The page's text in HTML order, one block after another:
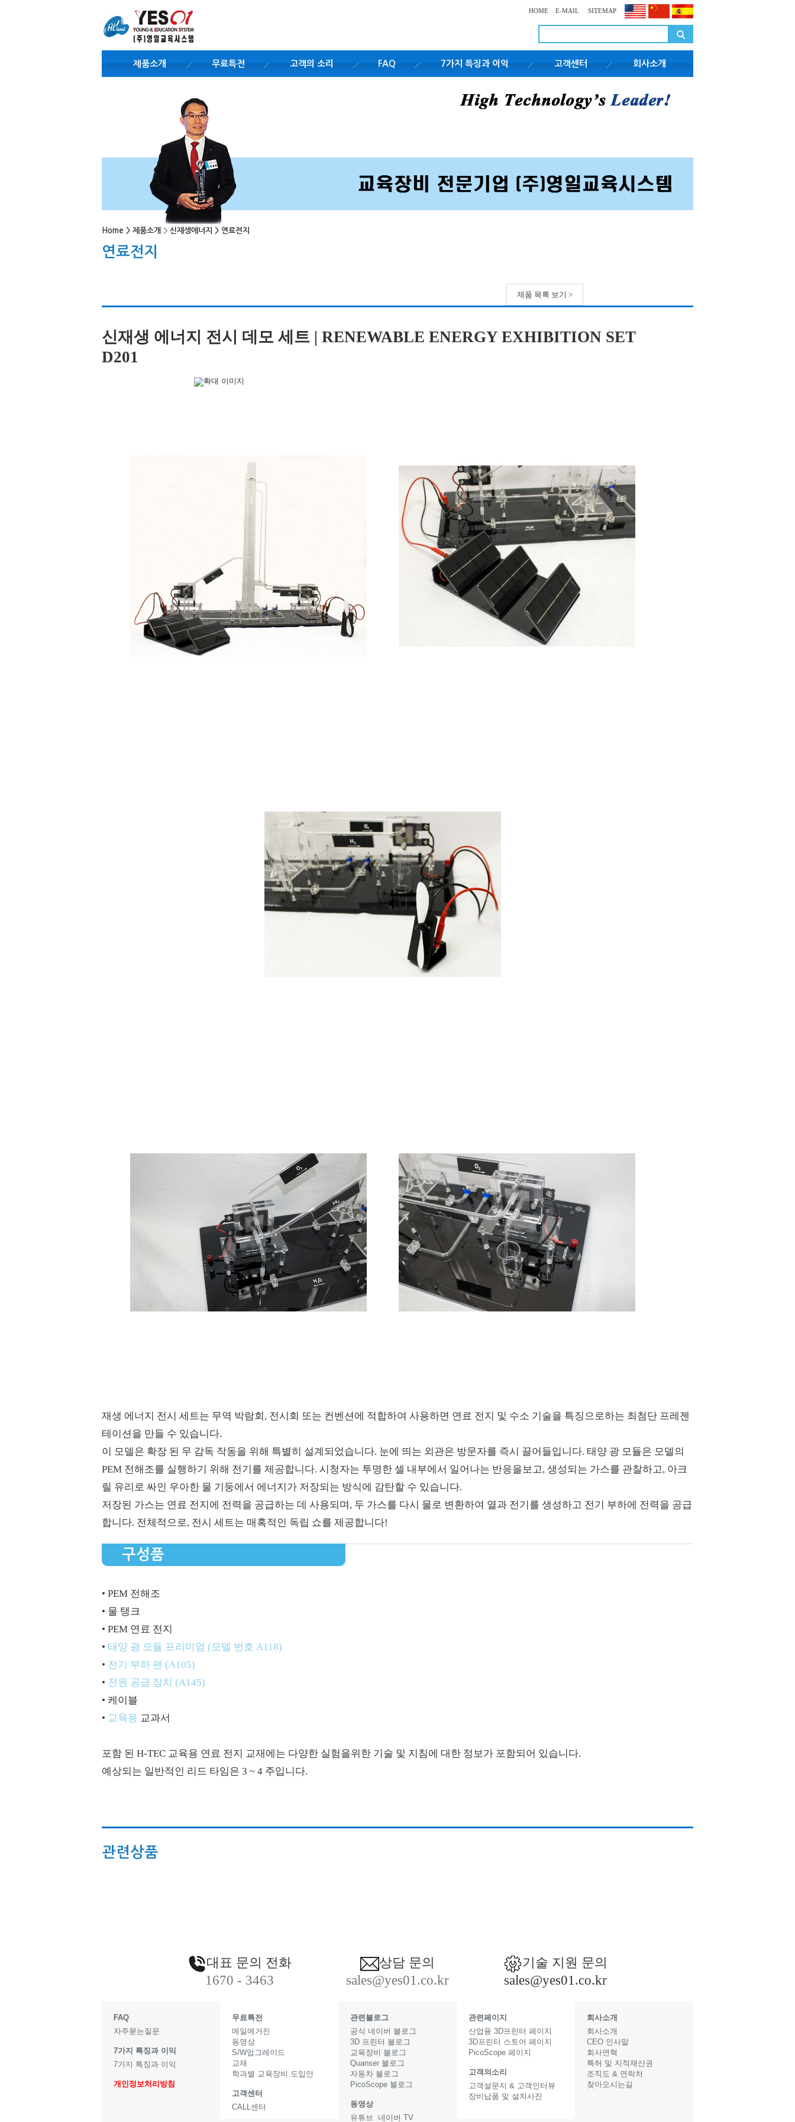
HOME E-MAIL SITEMAP
제품소개 무료특전 고객의 소리 FAQ 7가지 특징과 이익 고객센터 회사소개
Home > 제품소개 > 신재생에너지 > 연료전지
연료전지
제품 목록 보기 >
신재생 에너지 전시 데모 세트 | RENEWABLE ENERGY EXHIBITION SET
D201
재생 에너지 전시 세트는 무역 박람회, 전시회 또는 컨벤션에 적합하여 사용하면 연료 전지 및 수소 기술을 특징으로하는 최첨단 프레젠
테이션을 만들 수 있습니다.
이 모델은 확장 된 무 감독 작동을 위해 특별히 설계되었습니다. 눈에 띄는 외관은 방문자를 즉시 ​​끌어들입니다. 태양 광 모듈은 모델의
PEM 전해조를 실행하기 위해 전기를 제공합니다. 시청자는 투명한 셀 내부에서 일어나는 반응을보고, 생성되는 가스를 관찰하고, 아크
릴 유리로 싸인 우아한 물 기둥에서 에너지가 저장되는 방식에 감탄할 수 있습니다.
저장된 가스는 연료 전지에 전력을 공급하는 데 사용되며, 두 가스를 다시 물로 변환하여 열과 전기를 생성하고 전기 부하에 전력을 공급
합니다. 전체적으로, 전시 세트는 매혹적인 독립 쇼를 제공합니다!
구성품
• PEM 전해조
• 물 탱크
• PEM 연료 전지
• 태양 광 모듈 프리미엄 (모델 번호 A118)
• 전기 부하 팬 (A105)
• 전원 공급 장치 (A145)
• 케이블
• 교육용 교과서
포함 된 H-TEC 교육용 연료 전지 교재에는 다양한 실험을위한 기술 및 지침에 대한 정보가 포함되어 있습니다.
예상되는 일반적인 리드 타임은 3 ~ 4 주입니다.
관련상품
대표 문의 전화
1670 - 3463
상담 문의
sales@yes01.co.kr
기술 지원 문의
sales@yes01.co.kr
FAQ
자주묻는질문
7가지 특징과 이익
7가지 특징과 이익
개인정보처리방침
무료특전
메일메거진
동영상
S/W업그레이드
교재
학과별 교육장비 도입안
고객센터
CALL센터
관련블로그
공식 네이버 블로그
3D 프린터 블로그
교육장비 블로그
Quanser 블로그
자동차 블로그
PicoScope 블로그
동영상
유튜브
네이버 TV
관련페이지
산업용 3D프린터 페이지
3D프린터 스토어 페이지
PicoScope 페이지
고객의소리
고객설문지 & 고객인터뷰
장비납품 및 설치사진
회사소개
회사소개
CEO 인사말
회사연혁
특허 및 지적재산권
조직도 & 연락처
찾아오시는길